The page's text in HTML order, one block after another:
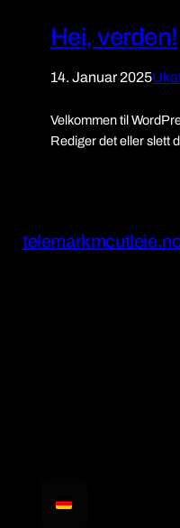
Hei, verden!
14. Januar 2025
Velkommen til
Rediger det eller slett